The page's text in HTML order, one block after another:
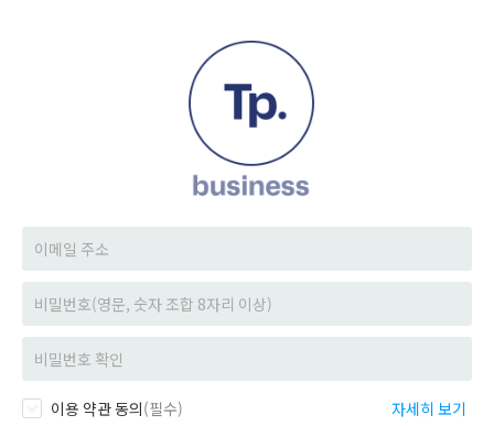
이용 약관 동의(필수)
자세히 보기